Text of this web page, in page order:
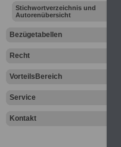
Stichwortverzeichnis und
Autorenübersicht
Bezügetabellen
Recht
VorteilsBereich
Service
Kontakt